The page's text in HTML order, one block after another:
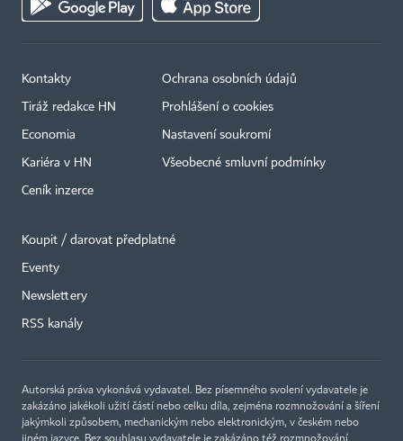
Kontakty
Tiráž redakce HN
Economia
Kariéra v HN
Ceník inzerce
Ochrana osobních údajů
Prohlášení o cookies
Nastavení soukromí
Všeobecné smluvní podmínky
Koupit / darovat předplatné
Eventy
Newslettery
RSS kanály
Autorská práva vykonává vydavatel. Bez písemného svolení vydavatele je
zakázáno jakékoli užití částí nebo celku díla, zejména rozmnožování a šíření
jakýmkoli způsobem, mechanickým nebo elektronickým, v českém nebo